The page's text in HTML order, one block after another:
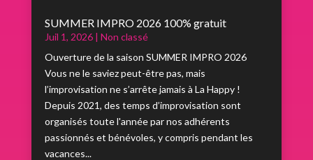
SUMMER IMPRO 2026 100% gratuit
Juil 1, 2026| Non classé
Ouverture de la saison SUMMER IMPRO 2026
Vous ne le saviez peut-être pas, mais
l’improvisation ne s’arrête jamais à La Happy !
Depuis 2021, des temps d’improvisation sont
organisés toute l'année par nos adhérents
passionnés et bénévoles, y compris pendant les
vacances...